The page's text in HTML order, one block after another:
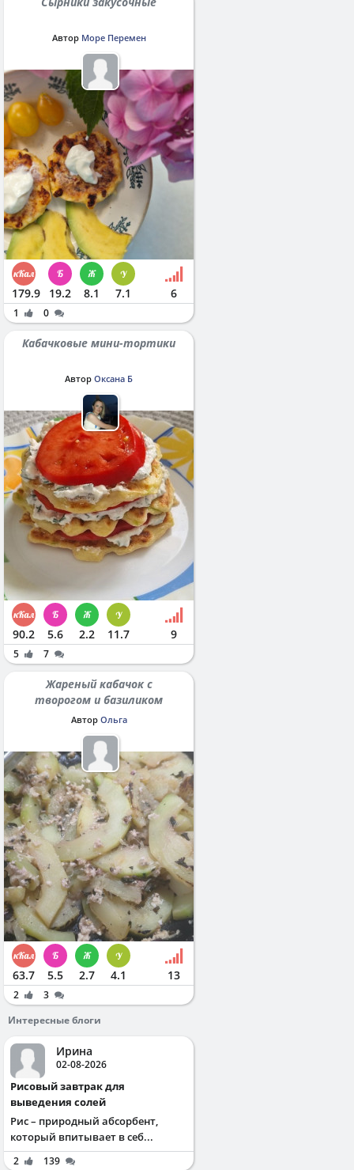
Автор Море Перемен
179.9 19.2 8.1 7.1 6
1 0
Кабачковые мини-тортики
Автор Оксана Б
90.2 5.6 2.2 11.7 9
5 7
Жареный кабачок с
творогом и базиликом
Автор Ольга
63.7 5.5 2.7 4.1 13
2
3
Интересные блоги
Ирина
02-08-2026
Рисовый завтрак для
выведения солей
Рис – природный абсорбент,
который впитывает в себ...
2 139